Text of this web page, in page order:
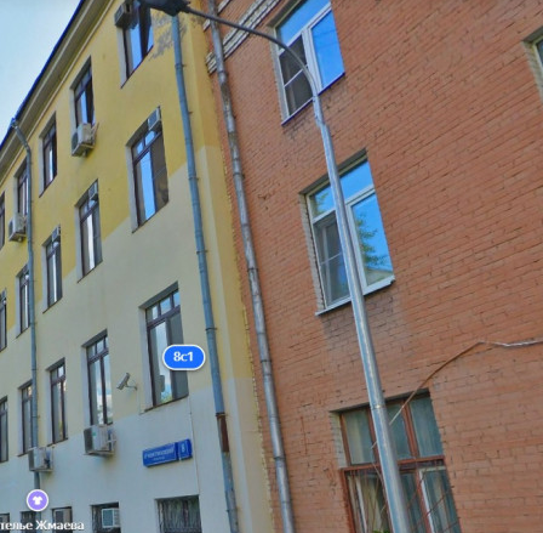
115639 - Г. МОСКВА, 6-Й
МОНЕТЧИКОВСКИЙ
ПЕРЕУЛОК, Д.8СТР1
Москва / Московская обл
Получить контакты
Посмотреть на карте
Продажа от собственника! Здание 4-х этажное 1154м2 +
мансарда 158м в топовой локации - 200м. от Садового кольца,
ул. Пятницкая и 3-х минутах пешком от м.Павелецкая. Все
городские коммуникации. Высокие потолки 3,1-3,65м.
Свободная парковка на улице. В радиусе 100м. более 50
парковочных мест. Здание в хорошем с...
479 (+2)
Навигация
Характеристики
О помещении
Где находится
Контакты
Другие объявления